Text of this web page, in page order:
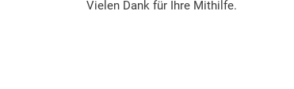
Vielen Dank für Ihre Mithilfe.